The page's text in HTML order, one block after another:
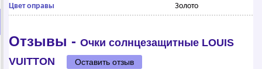
Цвет оправы Золото
Отзывы - Очки солнцезащитные LОUIS
VUIТТОN
Оставить отзыв